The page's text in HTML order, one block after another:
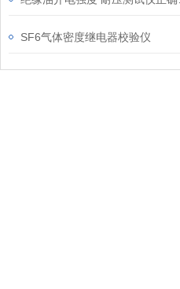
SF6气体密度继电器校验仪